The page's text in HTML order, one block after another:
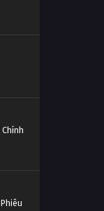
Chính
Phiêu